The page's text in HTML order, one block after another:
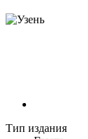
Тип издания